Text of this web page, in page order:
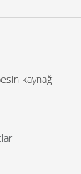
kaynağı